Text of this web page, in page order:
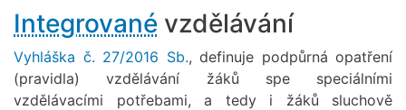
Integrované vzdělávání
Vyhláška č. 27/2016 Sb., definuje podpůrná opatření
(pravidla) vzdělávání žáků spe speciálními
vzdělávacími potřebami, a tedy i žáků sluchově